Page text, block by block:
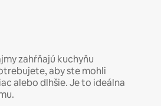
zahŕňajú kuchyňu
aby ste mohli
alebo dlhšie. Je to ideálna